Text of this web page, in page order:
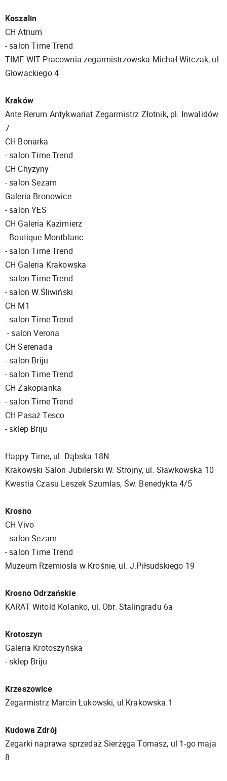
Koszalin
CH Atrium
- salon Time Trend
TIME WIT Pracownia zegarmistrzowska Michał Witczak, ul.
Głowackiego 4
Kraków
Ante Rerum Antykwariat Zegarmistrz Złotnik, pl. Inwalidów
7
CH Bonarka
- salon Time Trend
CH Chyżyny
- salon Sezam
Galeria Bronowice
- salon YES
CH Galeria Kazimierz
- Boutique Montblanc
- salon Time Trend
CH Galeria Krakowska
- salon Time Trend
- salon W.Śliwiński
CH M1
- salon Time Trend
- salon Verona
CH Serenada
- salon Briju
- salon Time Trend
CH Zakopianka
- salon Time Trend
CH Pasaż Tesco
- sklep Briju
Happy Time, ul. Dąbska 18N
Krakowski Salon Jubilerski W. Strojny, ul. Sławkowska 10
Kwestia Czasu Leszek Szumlas, Św. Benedykta 4/5
Krosno
CH Vivo
​​​​​​​- salon Sezam
- salon Time Trend
Muzeum Rzemiosła w Krośnie, ul. J.Piłsudskiego 19
Krosno Odrzańskie
KARAT Witold Kolanko, ul. Obr. Stalingradu 6a
Krotoszyn
Galeria Krotoszyńska
- sklep Briju
Krzeszowice
Zegarmistrz Marcin Łukowski, ul.Krakowska 1
Kudowa Zdrój
Zegarki naprawa sprzedaż Sierżęga Tomasz, ul 1-go maja
8